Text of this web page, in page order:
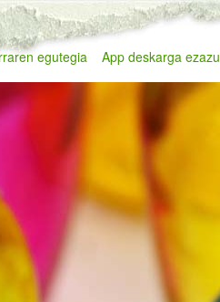
egutegia App deskarga ezazu